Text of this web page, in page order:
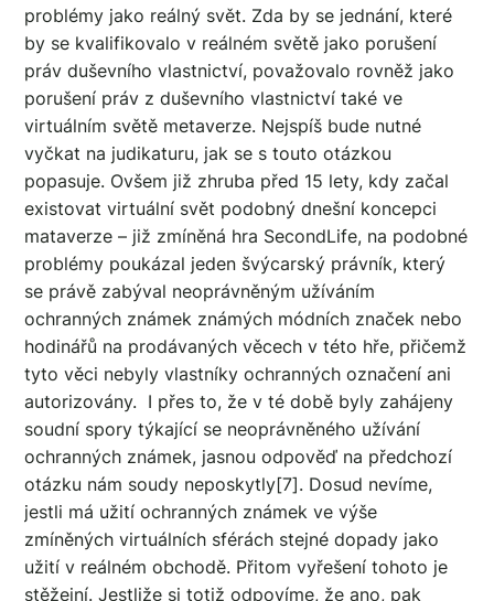
problémy jako reálný svět. Zda by se jednání, které
by se kvalifikovalo v reálném světě jako porušení
práv duševního vlastnictví, považovalo rovněž jako
porušení práv z duševního vlastnictví také ve
virtuálním světě metaverze. Nejspíš bude nutné
vyčkat na judikaturu, jak se s touto otázkou
popasuje. Ovšem již zhruba před 15 lety, kdy začal
existovat virtuální svět podobný dnešní koncepci
mataverze – již zmíněná hra SecondLife, na podobné
problémy poukázal jeden švýcarský právník, který
se právě zabýval neoprávněným užíváním
ochranných známek známých módních značek nebo
hodinářů na prodávaných věcech v této hře, přičemž
tyto věci nebyly vlastníky ochranných označení ani
autorizovány. I přes to, že v té době byly zahájeny
soudní spory týkající se neoprávněného užívání
ochranných známek, jasnou odpověď na předchozí
otázku nám soudy neposkytly[7]. Dosud nevíme,
jestli má užití ochranných známek ve výše
zmíněných virtuálních sférách stejné dopady jako
užití v reálném obchodě. Přitom vyřešení tohoto je
stěžejní. Jestliže si totiž odpovíme, že ano, pak